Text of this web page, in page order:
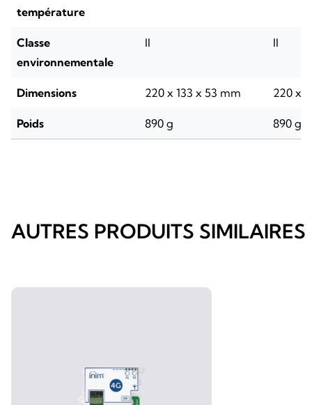
température
Classe
environnementale
II II
Dimensions 220 x 133 x 53 mm 220 x
Poids 890 g 890 g
AUTRES PRODUITS SIMILAIRES